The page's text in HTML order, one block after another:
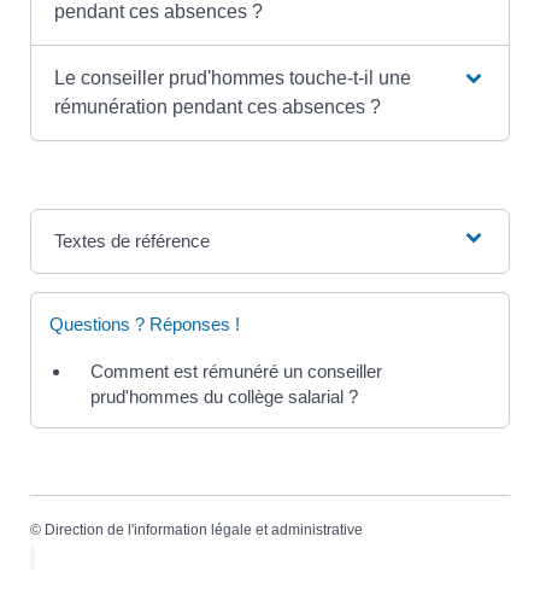
pendant ces absences ?
Le conseiller prud'hommes touche-t-il une
rémunération pendant ces absences ?
Textes de référence
Questions ? Réponses !
Comment est rémunéré un conseiller
prud'hommes du collège salarial ?
© Direction de l'information légale et administrative